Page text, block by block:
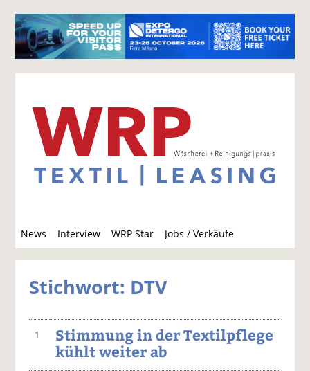
News Interview WRP Star Jobs / Verkäufe
u
c
Stichwort: DTV
1
Stimmung in der Textilpflege
kühlt weiter ab